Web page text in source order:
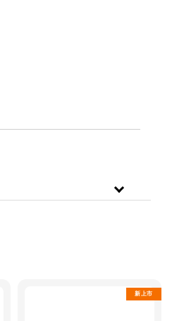
新上市